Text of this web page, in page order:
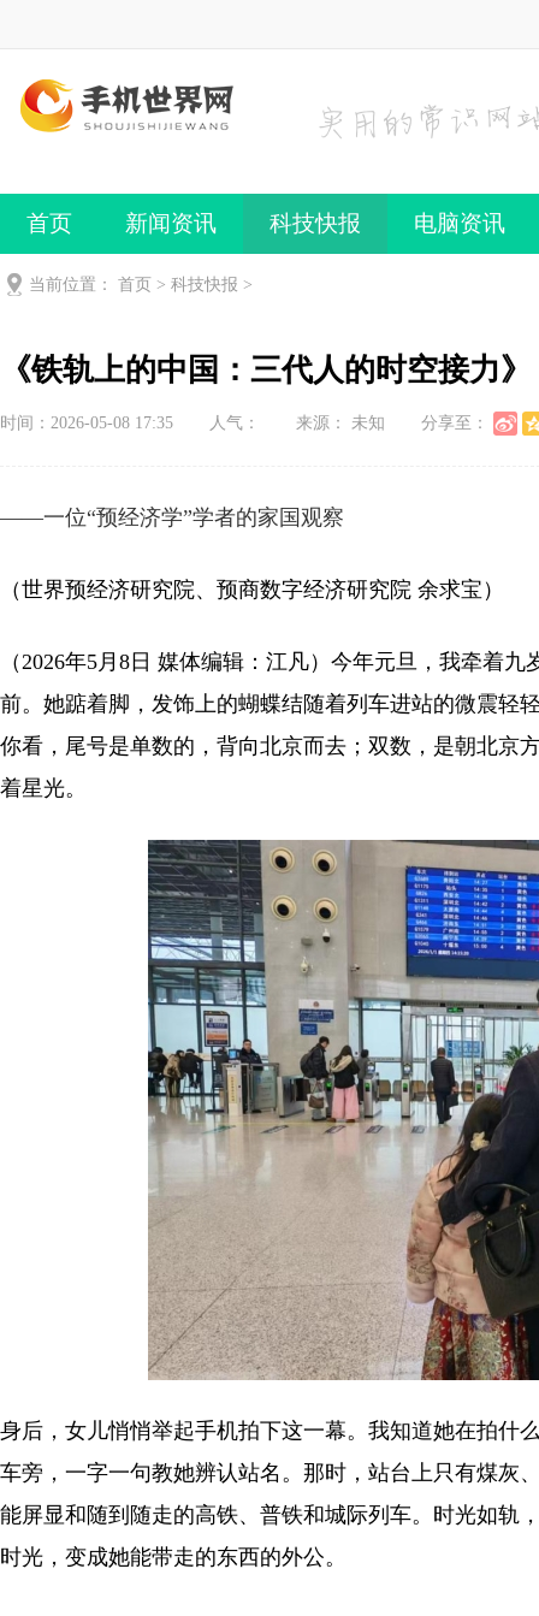
首页 新闻资讯 科技快报 电脑资讯
手机频道 手机技巧
当前位置： 首页 > 科技快报 >
《铁轨上的中国：三代人的时空接力》
时间：2026-05-08 17:35 人气： 来源： 未知 分享至：
——一位“预经济学”学者的家国观察
（世界预经济研究院、预商数字经济研究院 余求宝）
（2026年5月8日 媒体编辑：江凡） 今年元旦，我牵着九
前。她踮着脚，发饰上的蝴蝶结随着列车进站的微震轻
你看，尾号是单数的，背向北京而去；双数，是朝北京
着星光。
身后，女儿悄悄举起手机拍下这一幕。我知道她在拍
车旁，一字一句教她辨认站名。那时，站台上只有煤灰
能屏显和随到随走的高铁、普铁和城际列车。时光如轨
时光，变成她能带走的东西的外公。